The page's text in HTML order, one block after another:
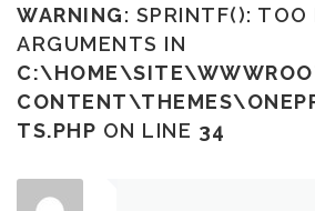
WARNING: SPRINTF(): TOO
ARGUMENTS IN
TS.PHP ON LINE 34